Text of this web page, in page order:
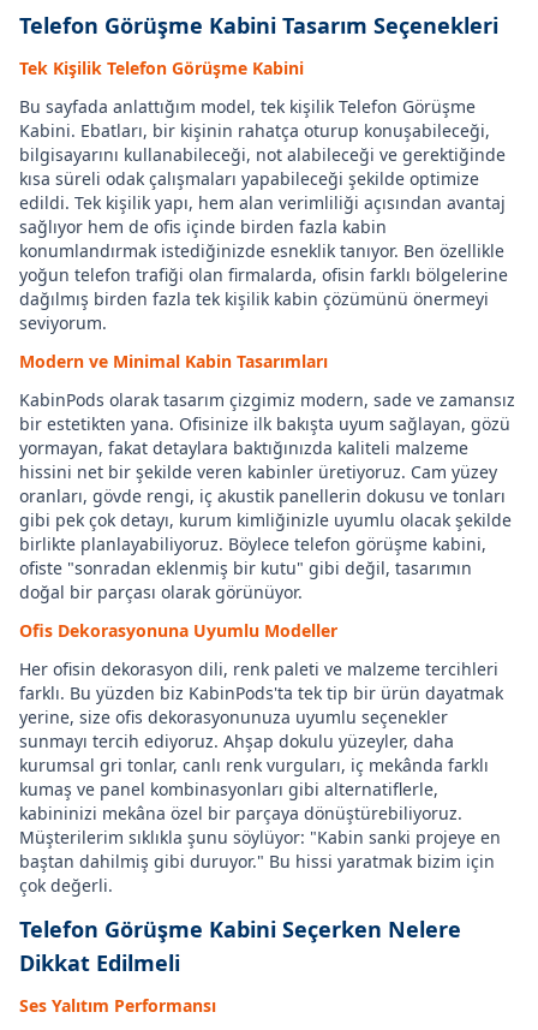
Telefon Görüşme Kabini Tasarım Seçenekleri
Tek Kişilik Telefon Görüşme Kabini
Bu sayfada anlattığım model, tek kişilik Telefon Görüşme
Kabini. Ebatları, bir kişinin rahatça oturup konuşabileceği,
bilgisayarını kullanabileceği, not alabileceği ve gerektiğinde
kısa süreli odak çalışmaları yapabileceği şekilde optimize
edildi. Tek kişilik yapı, hem alan verimliliği açısından avantaj
sağlıyor hem de ofis içinde birden fazla kabin
konumlandırmak istediğinizde esneklik tanıyor. Ben özellikle
yoğun telefon trafiği olan firmalarda, ofisin farklı bölgelerine
dağılmış birden fazla tek kişilik kabin çözümünü önermeyi
seviyorum.
Modern ve Minimal Kabin Tasarımları
KabinPods olarak tasarım çizgimiz modern, sade ve zamansız
bir estetikten yana. Ofisinize ilk bakışta uyum sağlayan, gözü
yormayan, fakat detaylara baktığınızda kaliteli malzeme
hissini net bir şekilde veren kabinler üretiyoruz. Cam yüzey
oranları, gövde rengi, iç akustik panellerin dokusu ve tonları
gibi pek çok detayı, kurum kimliğinizle uyumlu olacak şekilde
birlikte planlayabiliyoruz. Böylece telefon görüşme kabini,
ofiste "sonradan eklenmiş bir kutu" gibi değil, tasarımın
doğal bir parçası olarak görünüyor.
Ofis Dekorasyonuna Uyumlu Modeller
Her ofisin dekorasyon dili, renk paleti ve malzeme tercihleri
farklı. Bu yüzden biz KabinPods'ta tek tip bir ürün dayatmak
yerine, size ofis dekorasyonunuza uyumlu seçenekler
sunmayı tercih ediyoruz. Ahşap dokulu yüzeyler, daha
kurumsal gri tonlar, canlı renk vurguları, iç mekânda farklı
kumaş ve panel kombinasyonları gibi alternatiflerle,
kabininizi mekâna özel bir parçaya dönüştürebiliyoruz.
Müşterilerim sıklıkla şunu söylüyor: "Kabin sanki projeye en
baştan dahilmiş gibi duruyor." Bu hissi yaratmak bizim için
çok değerli.
Telefon Görüşme Kabini Seçerken Nelere
Dikkat Edilmeli
Ses Yalıtım Performansı